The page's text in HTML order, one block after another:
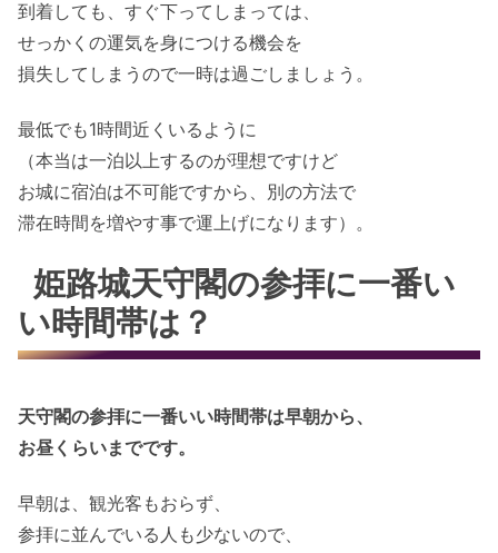
到着しても、すぐ下ってしまっては、
せっかくの運気を身につける機会を
損失してしまうので一時は過ごしましょう。
最低でも1時間近くいるように
（本当は一泊以上するのが理想ですけど
お城に宿泊は不可能ですから、別の方法で
滞在時間を増やす事で運上げになります）。
姫路城天守閣の参拝に一番い
い時間帯は？
天守閣の参拝に一番いい時間帯は早朝から、
お昼くらいまでです。
早朝は、観光客もおらず、
参拝に並んでいる人も少ないので、